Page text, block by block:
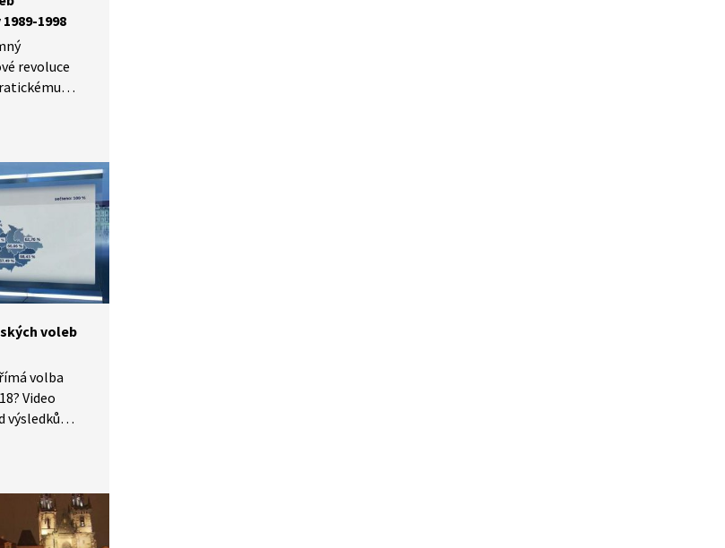
1998
revoluce
zněním
a děním
(tehdy
a 1998.
voleb
volba
Video
výsledků
z dění
Marcela
statistiky
jaká byla